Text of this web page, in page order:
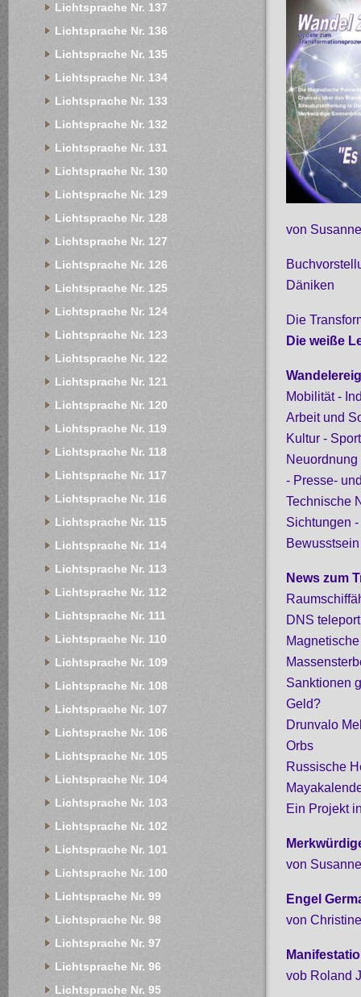
von
Däniken
Die
Die weiße
Mobilität -
Arbeit und
Kultur -
- Presse-
Technische
Sichtungen
Bewusstsein
News zum
DNS
Sanktionen
Geld?
Drunvalo
Orbs
Russische
Ein Projekt
von
Engel
von
vob Roland
Lichtsprache Nr. 137
Lichtsprache Nr. 136
Lichtsprache Nr. 135
Lichtsprache Nr. 134
Lichtsprache Nr. 133
Lichtsprache Nr. 132
Lichtsprache Nr. 131
Lichtsprache Nr. 130
Lichtsprache Nr. 129
Lichtsprache Nr. 128
Lichtsprache Nr. 127
Lichtsprache Nr. 126
Lichtsprache Nr. 125
Lichtsprache Nr. 124
Lichtsprache Nr. 123
Lichtsprache Nr. 122
Lichtsprache Nr. 121
Lichtsprache Nr. 120
Lichtsprache Nr. 119
Lichtsprache Nr. 118
Lichtsprache Nr. 117
Lichtsprache Nr. 116
Lichtsprache Nr. 115
Lichtsprache Nr. 114
Lichtsprache Nr. 113
Lichtsprache Nr. 112
Lichtsprache Nr. 111
Lichtsprache Nr. 110
Lichtsprache Nr. 109
Lichtsprache Nr. 108
Lichtsprache Nr. 107
Lichtsprache Nr. 106
Lichtsprache Nr. 105
Lichtsprache Nr. 104
Lichtsprache Nr. 103
Lichtsprache Nr. 102
Lichtsprache Nr. 101
Lichtsprache Nr. 100
Lichtsprache Nr. 99
Lichtsprache Nr. 98
Lichtsprache Nr. 97
Lichtsprache Nr. 96
Lichtsprache Nr. 95